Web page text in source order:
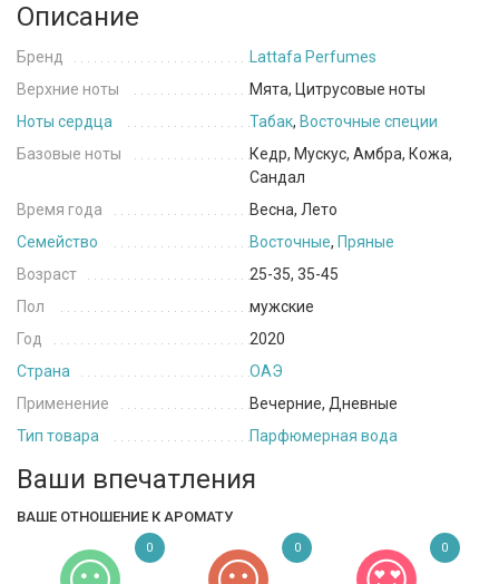
Описание
Бренд
Lattafa Perfumes
Верхние ноты
Мята, Цитрусовые ноты
Ноты сердца
Табак, Восточные специи
Базовые ноты
Кедр, Мускус, Амбра, Кожа,
Сандал
Время года
Весна, Лето
Семейство
Восточные, Пряные
Возраст
25-35, 35-45
Пол
мужские
Год
2020
Страна
ОАЭ
Применение
Вечерние, Дневные
Тип товара
Парфюмерная вода
Ваши впечатления
ВАШЕ ОТНОШЕНИЕ К АРОМАТУ
0 0 0